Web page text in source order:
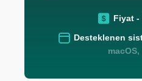
Fiyat -
Desteklenen